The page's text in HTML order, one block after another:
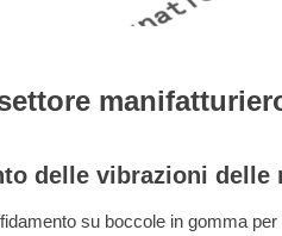
delle vibrazioni delle
su boccole in gomma